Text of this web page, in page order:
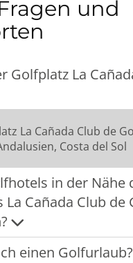
und
Golfplatz La
La Cañada Club de
Costa del Sol
in der Nähe
La Cañada Club de
einen Golfurlaub?